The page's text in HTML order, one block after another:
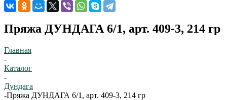
Пряжа ДУНДАГА 6/1, арт. 409-3, 214 гр
Главная
-
Каталог
-
Дундага
-Пряжа ДУНДАГА 6/1, арт. 409-3, 214 гр